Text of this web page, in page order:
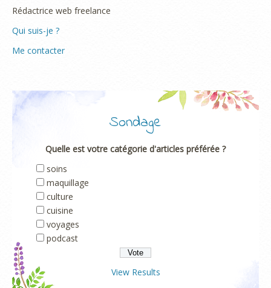
Rédactrice web freelance
Qui suis-je ?
Me contacter
Sondage
Quelle est votre catégorie d'articles préférée ?
soins
maquillage
culture
cuisine
voyages
podcast
View Results